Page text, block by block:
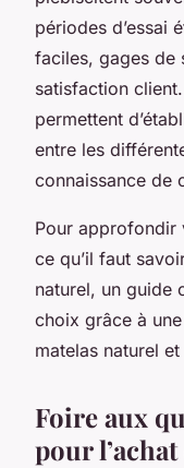
périodes d’essai
faciles, gages de
satisfaction
permettent
entre les
connaissance de
Pour approfondir
ce qu’il faut
naturel, un guide
choix grâce à
matelas naturel
Foire aux
pour